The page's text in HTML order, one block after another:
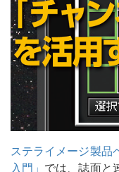
ステライメージ製品
入門」 では、誌面と